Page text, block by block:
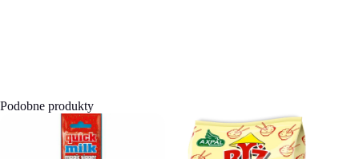
Podobne produkty
WYPRZEDAŻ